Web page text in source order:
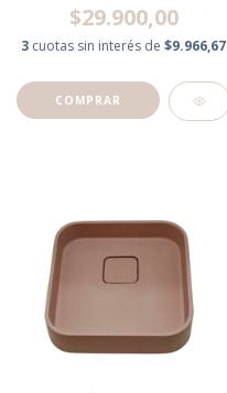
$29.900,00
3 cuotas sin interés de $9.966,67